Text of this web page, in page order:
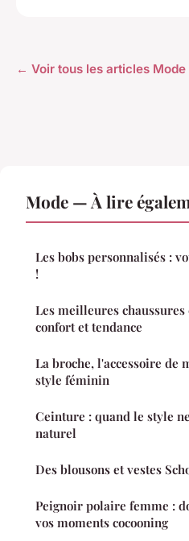
← Voir tous les articles Mode
Mode — À lire
Les bobs personnalisés :
!
Les meilleures
confort et tendance
La broche, l'accessoire de
style féminin
Ceinture : quand le style
naturel
Des blousons et vestes
Peignoir polaire femme :
vos moments cocooning